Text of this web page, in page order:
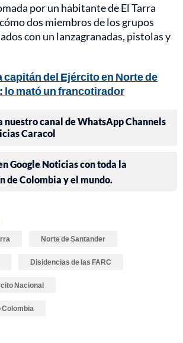
por un habitante de El Tarra
dos miembros de los grupos
con un lanzagranadas, pistolas y
capitán del Ejército en Norte de
lo mató un francotirador
nuestro canal de WhatsApp Channels
Caracol
Google Noticias con toda la
de Colombia y el mundo.
Norte de Santander
Disidencias de las FARC
Nacional